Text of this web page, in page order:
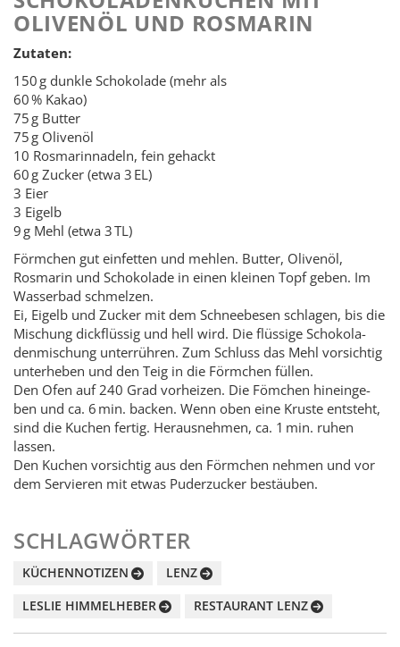
OLIVENÖL UND ROSMARIN
Zutaten:
150 g dunkle Scho­ko­lade (mehr als
60 % Kakao)
75 g But­ter
75 g Olivenöl
10 Ros­ma­rin­na­deln, fein gehackt
60 g Zucker (etwa 3 EL)
3 Eier
3 Eigelb
9 g Mehl (etwa 3 TL)
Förm­chen gut einfetten und mehlen. Butter, Olivenöl,
Rosmarin und Schokolade in einen kleinen Topf geben. Im
Wasserbad schmelzen.
Ei, Eigelb und Zucker mit dem Schnee­be­sen schla­gen, bis die
Mischung dick­flüs­sig und hell wird. Die flüs­sige Scho­ko­la­
den­mi­schung un­ter­rüh­ren. Zum Schluss das Mehl vor­sich­tig
­un­ter­he­ben und den Teig in die Förm­chen füllen.
Den Ofen auf 240 Grad vor­hei­zen. Die Föm­chen hin­ein­ge­
ben und ca. 6 min. backen. Wenn oben eine Kruste ent­steht,
sind die Kuchen fer­tig. Her­aus­neh­men, ca. 1 min. ruhen
lassen.
Den Kuchen vor­sich­tig aus den Förm­chen neh­men und vor
dem Ser­vie­ren mit etwas Puderzucker bestäuben.
SCHLAGWÖRTER
KÜCHENNOTIZEN
LENZ
LESLIE HIMMELHEBER
RESTAURANT LENZ